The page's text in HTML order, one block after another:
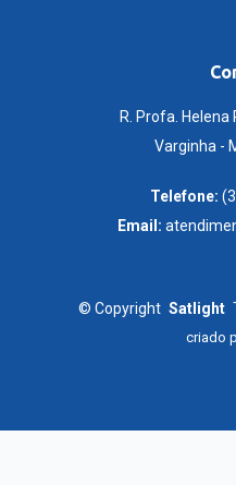
R. Profa. Helena
Varginha -
Telefone:
Email:
© Copyright Satlight
criado